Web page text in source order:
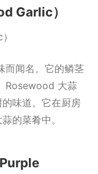
Garlic）
而闻名。它的鳞茎
Rosewood 大蒜
味道。它在厨房
的菜肴中。